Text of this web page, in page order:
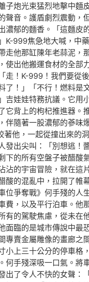
子炮光束猛烈地擊中麵
聲音。護盾劇烈震動，
濃郁的麵香。「這麵皮
K-999焦急地大喊，中
走他那缸陳年老蒜泥，
使出他搬運食材的全部
走！K-999！我們要從
了！」「不行！燃料是
吉娃娃特務抗議。它用
它背上的枸杞推進器。
伴隨著一股濃郁的蔘味
著他，一起從撞出來的
發出尖叫：「別想逃！
下的所有空盤子被醋酸
沾的宇宙冒險，就在這
酸的混亂中，拉開了帷
位爭奪戰》何手殘的人
費，以及平行泊車。他
有的駕駛焦慮，從未在
面臨的是城市傳說中最
專賣金屬雕像的畫廊之
小上三十公分的停車格
何手殘深吸一口氣。將
出了令人不快的女聲：